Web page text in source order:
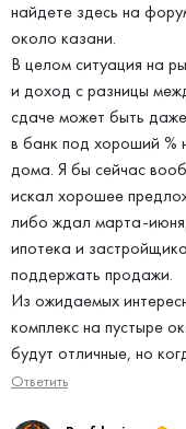
найдете здесь на
около казани.
В целом ситуация на
и доход с разницы
сдаче может быть
в банк под хороший %
дома. Я бы сейчас
искал хорошее
либо ждал марта-июня,
ипотека и
поддержать продажи.
Из ожидаемых
комплекс на пустыре
будут отличные, но
Ответить